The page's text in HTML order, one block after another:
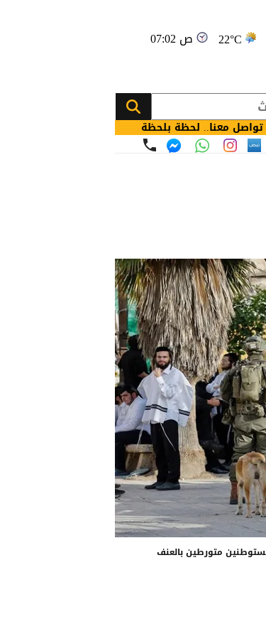
22°C 07:02 ص
تواصل معنا.. لحظة بلحظة
متورطين بالعنف